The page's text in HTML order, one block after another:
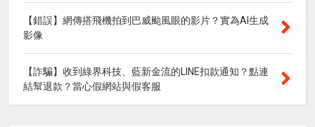
【錯誤】網傳搭飛機拍到巴威颱風眼的影片？實為AI生成
影像
【詐騙】收到綠界科技、藍新金流的LINE扣款通知？點連
結幫退款？當心假網站與假客服